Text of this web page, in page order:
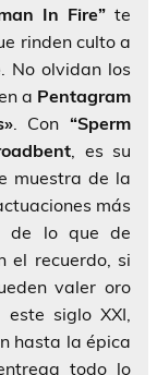
In Fire” te
rinden culto a
. No olvidan los
a Pentagram
. Con“Sperm
, es su
muestra de la
más
de lo que de
el recuerdo, si
valer oro
siglo XXI,
hasta la épica
todo lo